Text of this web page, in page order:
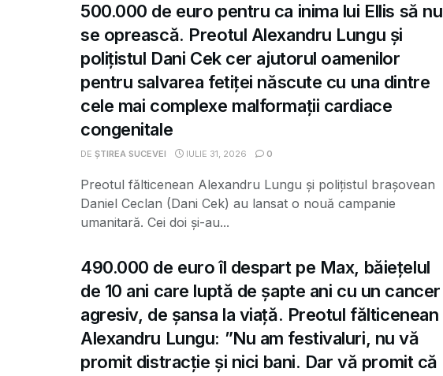
500.000 de euro pentru ca inima lui Ellis să nu
se oprească. Preotul Alexandru Lungu și
polițistul Dani Cek cer ajutorul oamenilor
pentru salvarea fetiței născute cu una dintre
cele mai complexe malformații cardiace
congenitale
DE ȘTIREA SUCEVEI IULIE 31, 2026 0
Preotul fălticenean Alexandru Lungu și polițistul brașovean
Daniel Ceclan (Dani Cek) au lansat o nouă campanie
umanitară. Cei doi și-au...
490.000 de euro îl despart pe Max, băiețelul
de 10 ani care luptă de șapte ani cu un cancer
agresiv, de șansa la viață. Preotul fălticenean
Alexandru Lungu: ”Nu am festivaluri, nu vă
promit distracție și nici bani. Dar vă promit că